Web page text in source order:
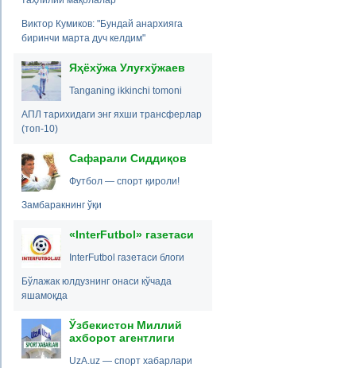
Виктор Кумиков: "Бундай анархияга
биринчи марта дуч келдим"
Яҳёхўжа Улуғхўжаев
Tanganing ikkinchi tomoni
АПЛ тарихидаги энг яхши трансферлар
(топ-10)
Сафарали Сиддиқов
Футбол — спорт қироли!
Замбаракнинг ўқи
«InterFutbol» газетаси
InterFutbol газетаси блоги
Бўлажак юлдузнинг онаси кўчада
яшамоқда
Ўзбекистон Миллий
ахборот агентлиги
UzA.uz — спорт хабарлари